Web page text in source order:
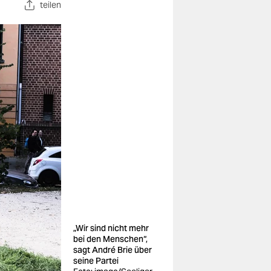
teilen
„Wir sind nicht mehr
bei den Menschen“,
sagt André Brie über
seine Partei